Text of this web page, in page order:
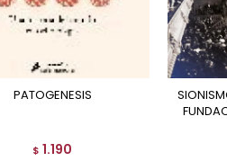
PATOGENESIS
$ 1.190
SIONISMO. ORIGENES Y TEXTOS